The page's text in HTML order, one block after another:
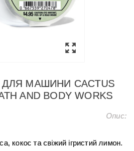
МАШИНИ CACTUS
AND BODY WORKS
Опис:
кокос та свіжий ігристий лимон.